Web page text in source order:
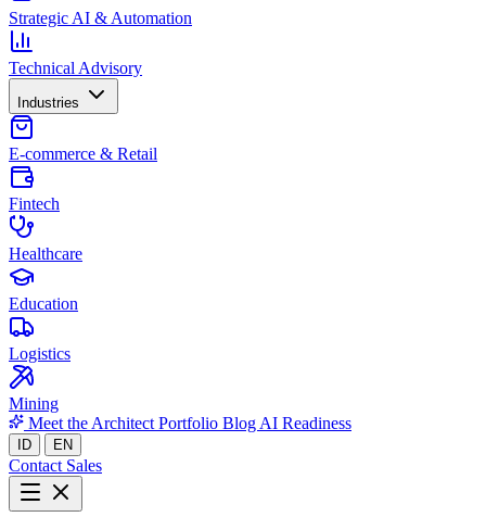
Strategic AI & Automation
Technical Advisory
Industries
E-commerce & Retail
Fintech
Healthcare
Education
Logistics
Mining
Meet the Architect Portfolio Blog AI Readiness
ID EN
Contact Sales